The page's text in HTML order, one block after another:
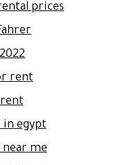
prices
rent
egypt
me